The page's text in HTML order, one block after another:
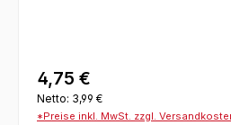
4,75 €
Netto: 3,99 €
*Preise inkl. MwSt. zzgl.